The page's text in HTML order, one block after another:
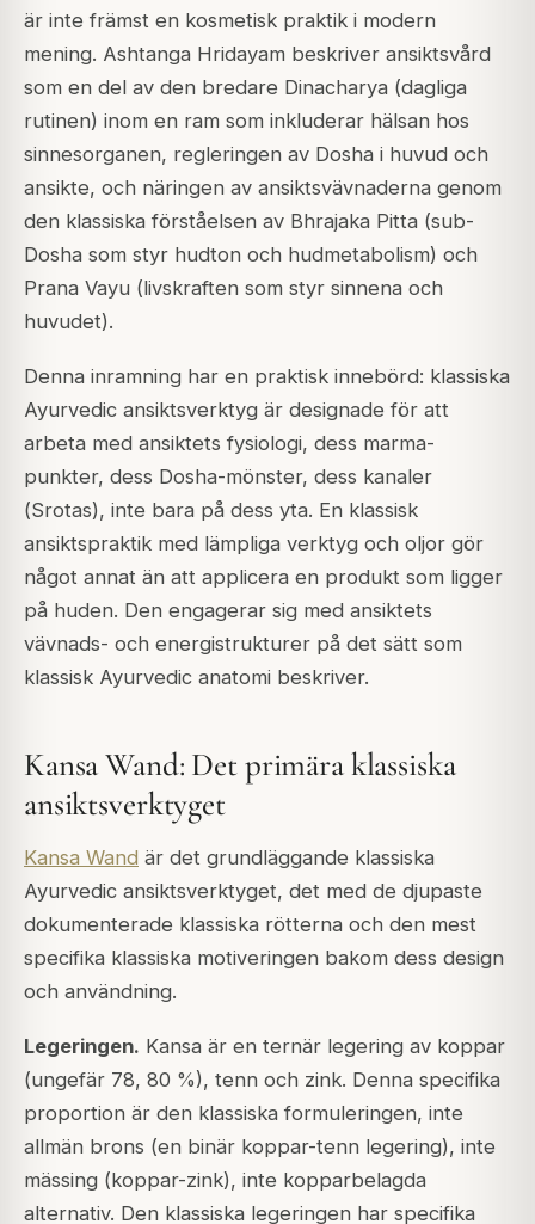
är inte främst en kosmetisk praktik i modern
mening. Ashtanga Hridayam beskriver ansiktsvård
som en del av den bredare Dinacharya (dagliga
rutinen) inom en ram som inkluderar hälsan hos
sinnesorganen, regleringen av Dosha i huvud och
ansikte, och näringen av ansiktsvävnaderna genom
den klassiska förståelsen av Bhrajaka Pitta (sub-
Dosha som styr hudton och hudmetabolism) och
Prana Vayu (livskraften som styr sinnena och
huvudet).
Denna inramning har en praktisk innebörd: klassiska
Ayurvedic ansiktsverktyg är designade för att
arbeta med ansiktets fysiologi, dess marma-
punkter, dess Dosha-mönster, dess kanaler
(Srotas), inte bara på dess yta. En klassisk
ansiktspraktik med lämpliga verktyg och oljor gör
något annat än att applicera en produkt som ligger
på huden. Den engagerar sig med ansiktets
vävnads- och energistrukturer på det sätt som
klassisk Ayurvedic anatomi beskriver.
Kansa Wand: Det primära klassiska
ansiktsverktyget
Kansa Wand är det grundläggande klassiska
Ayurvedic ansiktsverktyget, det med de djupaste
dokumenterade klassiska rötterna och den mest
specifika klassiska motiveringen bakom dess design
och användning.
Legeringen. Kansa är en ternär legering av koppar
(ungefär 78, 80 %), tenn och zink. Denna specifika
proportion är den klassiska formuleringen, inte
allmän brons (en binär koppar-tenn legering), inte
mässing (koppar-zink), inte kopparbelagda
alternativ. Den klassiska legeringen har specifika